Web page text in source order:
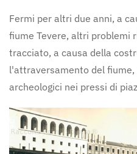
Fermi per altri due anni, a
fiume Tevere, altri problemi
tracciato, a causa della
l'attraversamento del
archeologici nei pressi di